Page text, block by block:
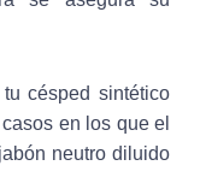
césped sintético
en los que el
neutro diluido